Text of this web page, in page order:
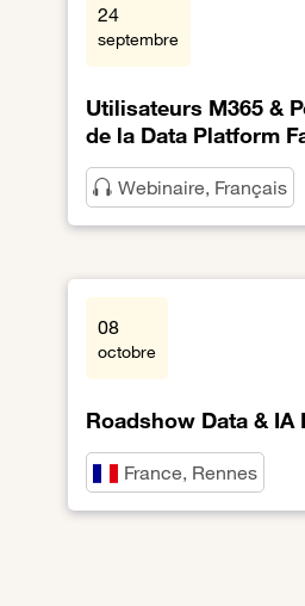
Utilisateurs M365 &
de la Data Platform
24
septembre
Webinaire, Français
Lien vers Utilisateurs
Roadshow Data & IA
08
octobre
France, Rennes
Lien vers Roadshow